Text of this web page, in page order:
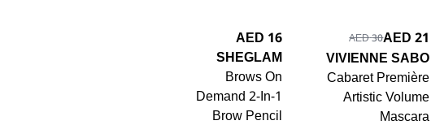
21 AED
30 AED
VIVIENNE SABO
Cabaret Première
Artistic Volume
Mascara
16 AED
SHEGLAM
Brows On
Demand 2-In-1
Brow Pencil